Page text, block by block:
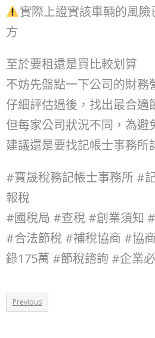
實際上證實該車輛的風
方
至於要租還是買比較划算
不妨先盤點一下公司的財務
仔細評估過後，找出最合適
但每家公司狀況不同，為避
建議還是要找記帳士事務所
#寶晟稅務記帳士事務所 #
報稅
#國稅局 #查稅 #創業須知
#合法節稅 #補稅協商 #協
錄175萬 #節稅諮詢 #企業
Previous